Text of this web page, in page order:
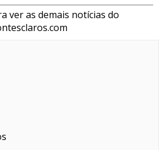
ver as demais notícias do